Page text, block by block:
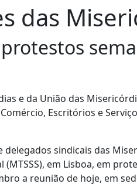
das
e da União das
Escritórios e
sindicais das
(MTSSS), em Lisboa, em
a reunião de hoje, em